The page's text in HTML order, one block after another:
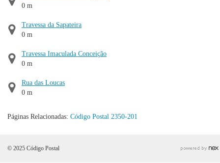
0 m
Travessa da Sapateira
0 m
Travessa Imaculada Conceição
0 m
Rua das Loucas
0 m
Páginas Relacionadas: Código Postal 2350-201
© 2025 Código Postal